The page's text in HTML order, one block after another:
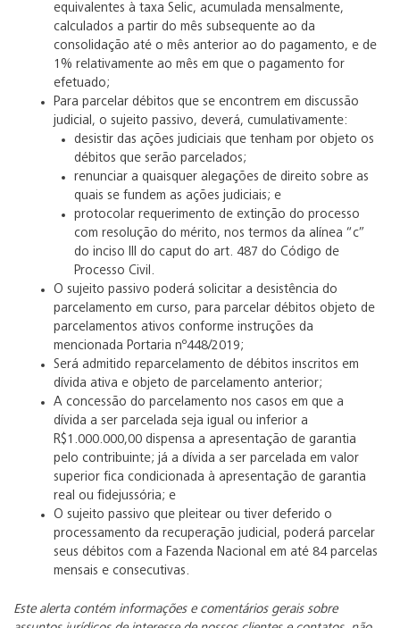
equivalentes à taxa Selic, acumulada mensalmente,
calculados a partir do mês subsequente ao da
consolidação até o mês anterior ao do pagamento, e de
1% relativamente ao mês em que o pagamento for
efetuado;
Para parcelar débitos que se encontrem em discussão
judicial, o sujeito passivo, deverá, cumulativamente:
desistir das ações judiciais que tenham por objeto os
débitos que serão parcelados;
renunciar a quaisquer alegações de direito sobre as
quais se fundem as ações judiciais; e
protocolar requerimento de extinção do processo
com resolução do mérito, nos termos da alínea “c”
do inciso III do caput do art. 487 do Código de
Processo Civil.
O sujeito passivo poderá solicitar a desistência do
parcelamento em curso, para parcelar débitos objeto de
parcelamentos ativos conforme instruções da
mencionada Portaria nº448/2019;
Será admitido reparcelamento de débitos inscritos em
dívida ativa e objeto de parcelamento anterior;
A concessão do parcelamento nos casos em que a
dívida a ser parcelada seja igual ou inferior a
R$1.000.000,00 dispensa a apresentação de garantia
pelo contribuinte; já a dívida a ser parcelada em valor
superior fica condicionada à apresentação de garantia
real ou fidejussória; e
O sujeito passivo que pleitear ou tiver deferido o
processamento da recuperação judicial, poderá parcelar
seus débitos com a Fazenda Nacional em até 84 parcelas
mensais e consecutivas.
Este alerta contém informações e comentários gerais sobre